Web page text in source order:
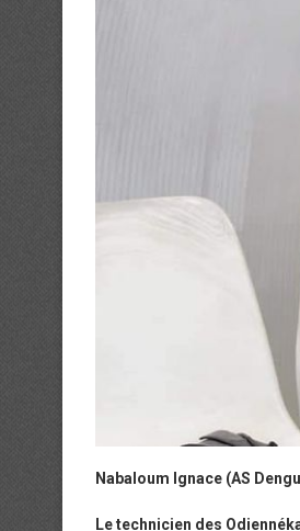
Nabaloum Ignace (AS
Le technicien des